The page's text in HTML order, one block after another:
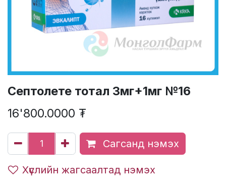
Септолете тотал 3мг+1мг №16
16'800.0000 ₮
Сагсанд нэмэх
Хүслийн жагсаалтад нэмэх